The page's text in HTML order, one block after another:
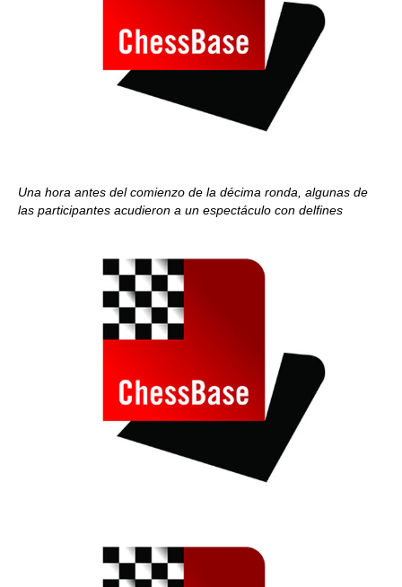
Una hora antes del comienzo de la décima ronda, algunas de
las participantes acudieron a un espectáculo con delfines